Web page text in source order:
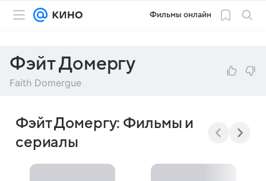
Фильмы онлайн
Фэйт Домергу
Faith Domergue
Фэйт Домергу: Фильмы и
сериалы